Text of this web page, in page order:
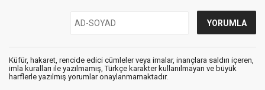
Küfür, hakaret, rencide edici cümleler veya imalar, inançlara saldırı içeren,
imla kuralları ile yazılmamış, Türkçe karakter kullanılmayan ve büyük
harflerle yazılmış yorumlar onaylanmamaktadır.